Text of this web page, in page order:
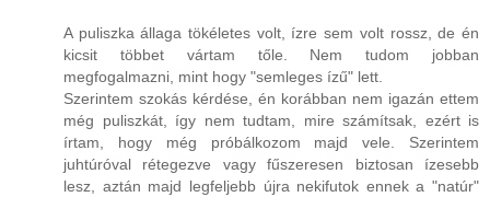
A puliszka állaga tökéletes volt, ízre sem volt rossz, de én
kicsit többet vártam tőle. Nem tudom jobban
megfogalmazni, mint hogy "semleges ízű" lett.
Szerintem szokás kérdése, én korábban nem igazán ettem
még puliszkát, így nem tudtam, mire számítsak, ezért is
írtam, hogy még próbálkozom majd vele. Szerintem
juhtúróval rétegezve vagy fűszeresen biztosan ízesebb
lesz, aztán majd legfeljebb újra nekifutok ennek a "natúr"